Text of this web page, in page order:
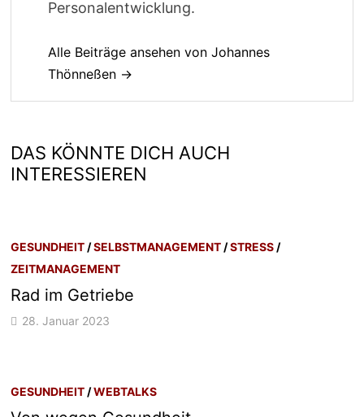
Personalentwicklung.
Alle Beiträge ansehen von Johannes
Thönneßen →
DAS KÖNNTE DICH AUCH
INTERESSIEREN
GESUNDHEIT /SELBSTMANAGEMENT /STRESS /
ZEITMANAGEMENT
Rad im Getriebe
28. Januar 2023
GESUNDHEIT /WEBTALKS